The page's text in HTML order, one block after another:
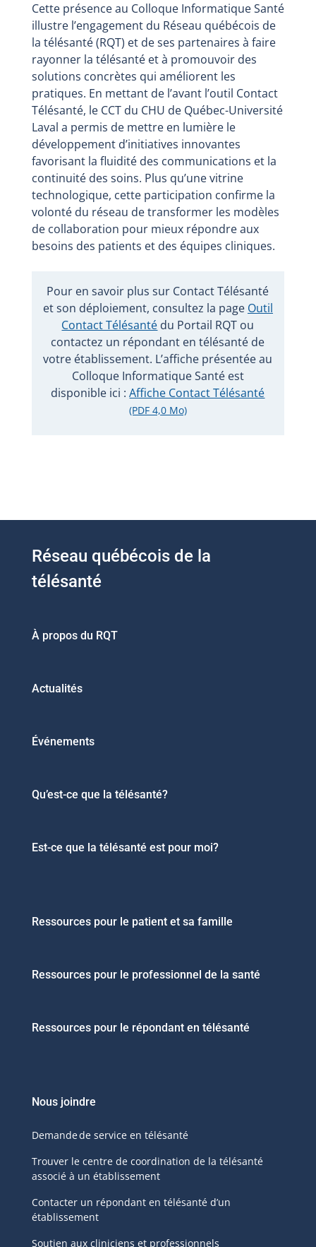
Cette présence au Colloque Informatique Santé
illustre l’engagement du Réseau québécois de
la télésanté (RQT) et de ses partenaires à faire
rayonner la télésanté et à promouvoir des
solutions concrètes qui améliorent les
pratiques. En mettant de l’avant l’outil Contact
Télésanté, le CCT du CHU de Québec-Université
Laval a permis de mettre en lumière le
développement d’initiatives innovantes
favorisant la fluidité des communications et la
continuité des soins. Plus qu’une vitrine
technologique, cette participation confirme la
volonté du réseau de transformer les modèles
de collaboration pour mieux répondre aux
besoins des patients et des équipes cliniques.
Pour en savoir plus sur Contact Télésanté
et son déploiement, consultez la page Outil
Contact Télésanté du Portail RQT ou
contactez un répondant en télésanté de
votre établissement. L’affiche présentée au
Colloque Informatique Santé est
disponible ici :Affiche Contact Télésanté
(PDF 4,0 Mo)
Réseau québécois de la
télésanté
À propos du RQT
Actualités
Événements
Qu’est-ce que la télésanté?
Est-ce que la télésanté est pour moi?
Ressources pour le patient et sa famille
Ressources pour le professionnel de la santé
Ressources pour le répondant en télésanté
Nous joindre
Demande de service en télésanté
Trouver le centre de coordination de la télésanté
associé à un établissement
Contacter un répondant en télésanté d’un
établissement
Soutien aux cliniciens et professionnels